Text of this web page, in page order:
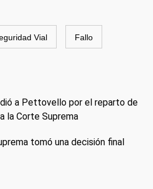
Vial Fallo
a Pettovello por el reparto de
la Corte Suprema
tomó una decisión final